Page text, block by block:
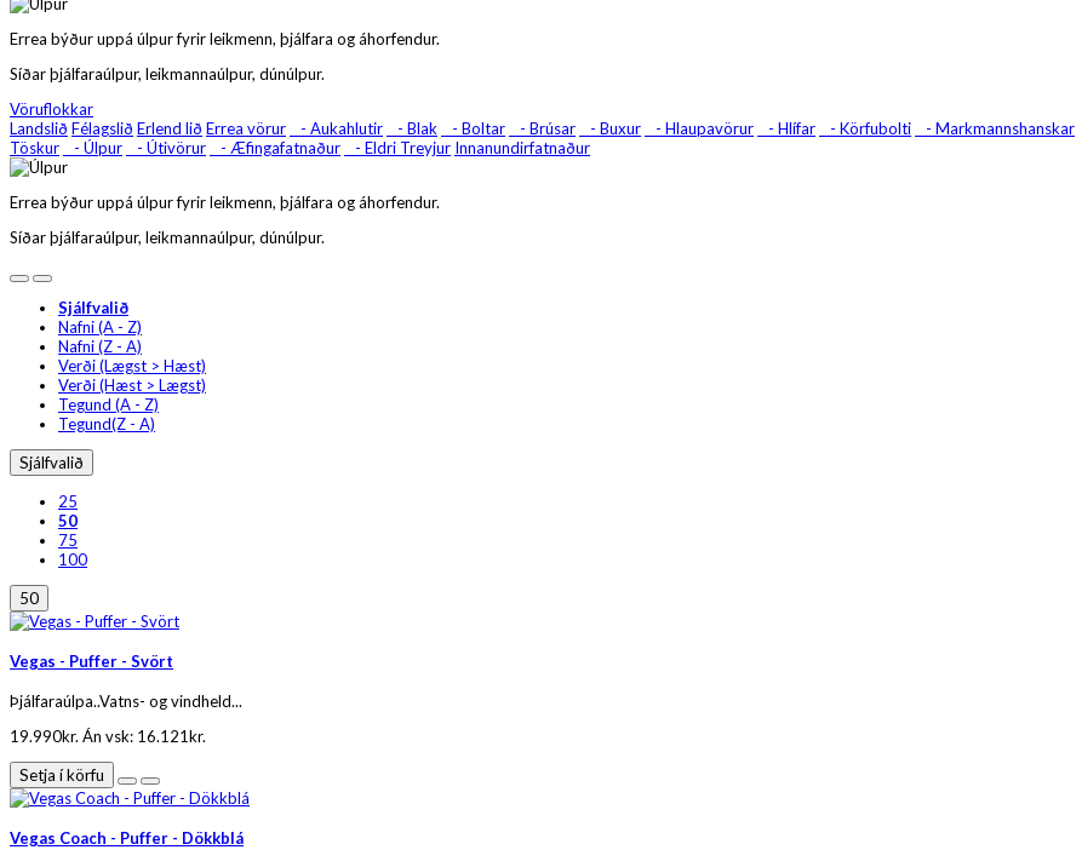
Errea býður uppá úlpur fyrir leikmenn, þjálfara og áhorfendur.
Síðar þjálfaraúlpur, leikmannaúlpur, dúnúlpur.
Vöruflokkar
Landslið Félagslið Erlend lið Errea vörur - Aukahlutir - Blak - Boltar - Brúsar - Buxur - Hlaupavörur - Hlífar - Körfubolti - Markmannshanskar
Töskur
- Úlpur - Útivörur - Æfingafatnaður - Eldri Treyjur Innanundirfatnaður
Errea býður uppá úlpur fyrir leikmenn, þjálfara og áhorfendur.
Síðar þjálfaraúlpur, leikmannaúlpur, dúnúlpur.
Sjálfvalið
Nafni (A - Z)
Nafni (Z - A)
Verði (Lægst > Hæst)
Verði (Hæst > Lægst)
Tegund (A - Z)
Tegund(Z - A)
Sjálfvalið
25
50
75
100
50
Vegas - Puffer - Svört
Þjálfaraúlpa..Vatns- og vindheld...
19.990kr. Án vsk: 16.121kr.
Setja í körfu
Vegas Coach - Puffer - Dökkblá